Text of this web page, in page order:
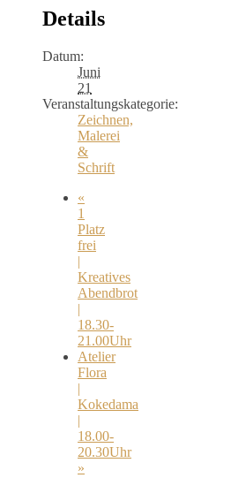
Details
Datum:
Juni
21
Veranstaltungskategorie:
Zeichnen,
Malerei
&
Schrift
«
1
Platz
frei
|
Kreatives
Abendbrot
|
18.30-
21.00Uhr
Atelier
Flora
|
Kokedama
|
18.00-
20.30Uhr
»